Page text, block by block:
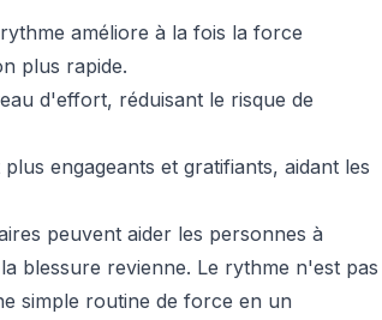
améliore à la fois la force
plus rapide.
d'effort, réduisant le risque de
engageants et gratifiants, aidant les
peuvent aider les personnes à
blessure revienne. Le rythme n'est pas
simple routine de force en un